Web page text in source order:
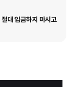
, 절대 입금하지 마시고